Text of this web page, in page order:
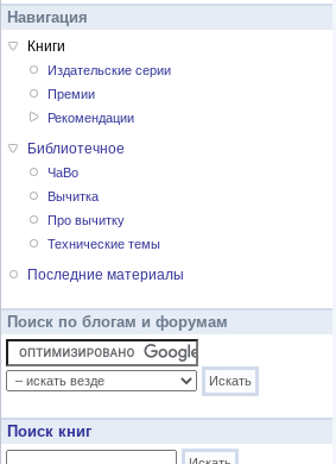
Навигация
Книги
Издательские серии
Премии
Рекомендации
Библиотечное
ЧаВо
Вычитка
Про вычитку
Технические темы
Последние материалы
Поиск по блогам и форумам
Поиск книг